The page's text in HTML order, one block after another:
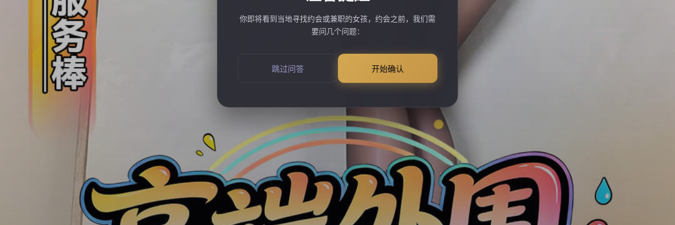
你即将看到当地寻找约会或兼职的女孩，约会之前，我们需
要问几个问题：
跳过问答 开始确认